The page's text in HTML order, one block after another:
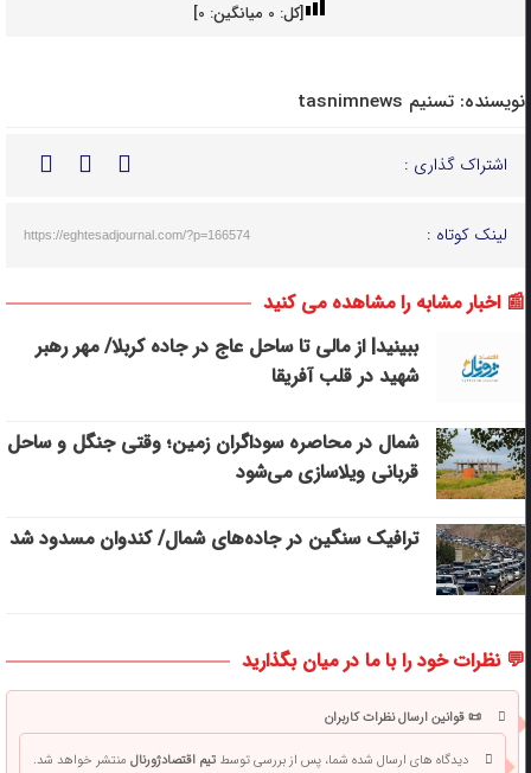
[کل: 0میانگین: 0
]
نویسنده: تسنیم tasnimnews
اشتراک گذاری :
لینک کوتاه : https://eghtesadjournal.com/?p=166574
📰 اخبار مشابه را مشاهده می کنید
ببینید| از مالی تا ساحل عاج در جاده کربلا/ مهر رهبر
شهید در قلب آفریقا
شمال در محاصره سوداگران زمین؛ وقتی جنگل و ساحل
قربانی ویلاسازی می‌شود
ترافیک سنگین در جاده‌های شمال/ کندوان مسدود شد
💬 نظرات خود را با ما در میان بگذارید
📜 قوانین ارسال نظرات کاربران
دیدگاه های ارسال شده شما، پس از بررسی توسطتیم اقتصادژورنالمنتشر خواهد شد.